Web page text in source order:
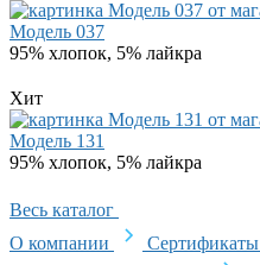
Модель 037
95% хлопок, 5% лайкра
Хит
Модель 131
95% хлопок, 5% лайкра
Весь каталог
О компании
Сертификаты